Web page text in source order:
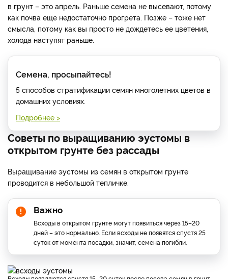
в грунт – это апрель. Раньше семена не высевают, потому
как почва еще недостаточно прогрета. Позже – тоже нет
смысла, потому как вы просто не дождетесь ее цветения,
холода наступят раньше.
Семена, просыпайтесь!
5 способов стратификации семян многолетних цветов в
домашних условиях.
Подробнее >
Советы по выращиванию эустомы в
открытом грунте без рассады
Выращивание эустомы из семян в открытом грунте
проводится в небольшой тепличке.
Важно
Всходы в открытом грунте могут появиться через 15–20
дней – это нормально. Если всходы не появятся спустя 25
суток от момента посадки, значит, семена погибли.